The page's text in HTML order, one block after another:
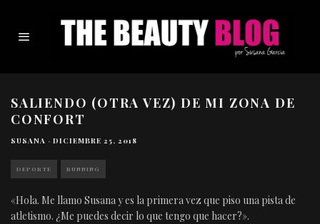
SALIENDO (OTRA VEZ) DE MI ZONA DE
CONFORT
SUSANA · DICIEMBRE 25, 2018
DEPORTE RUNNING
«Hola. Me llamo Susana y es la primera vez que piso una pista de
atletismo. ¿Me puedes decir lo que tengo que hacer?».